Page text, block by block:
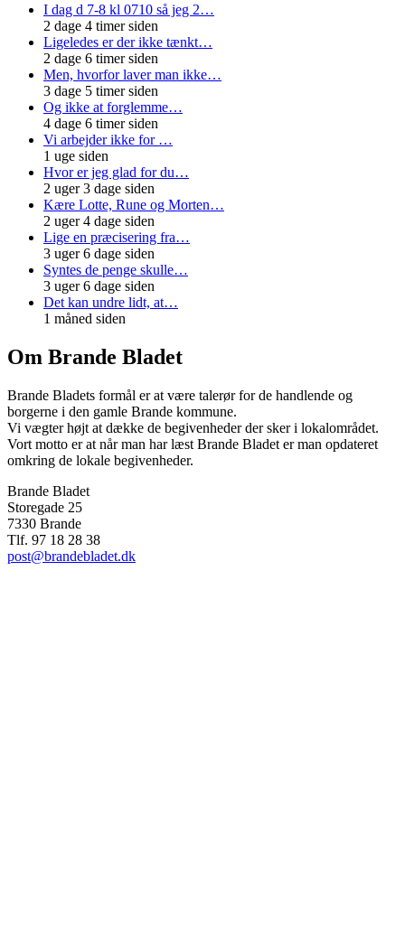
I dag d 7-8 kl 0710 så jeg 2…
2 dage 4 timer siden
Ligeledes er der ikke tænkt…
2 dage 6 timer siden
Men, hvorfor laver man ikke…
3 dage 5 timer siden
Og ikke at forglemme…
4 dage 6 timer siden
Vi arbejder ikke for …
1 uge siden
Hvor er jeg glad for du…
2 uger 3 dage siden
Kære Lotte, Rune og Morten…
2 uger 4 dage siden
Lige en præcisering fra…
3 uger 6 dage siden
Syntes de penge skulle…
3 uger 6 dage siden
Det kan undre lidt, at…
1 måned siden
Om Brande Bladet
Brande Bladets formål er at være talerør for de handlende og
borgerne i den gamle Brande kommune.
Vi vægter højt at dække de begivenheder der sker i lokalområdet.
Vort motto er at når man har læst Brande Bladet er man opdateret
omkring de lokale begivenheder.
Brande Bladet
Storegade 25
7330 Brande
Tlf. 97 18 28 38
post@brandebladet.dk